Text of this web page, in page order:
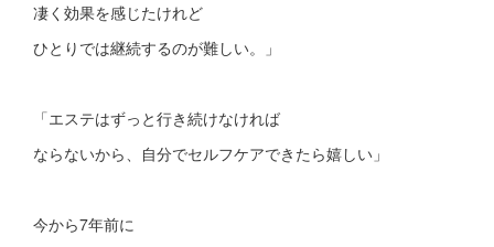
凄く効果を感じたけれど
ひとりでは継続するのが難しい。」
「エステはずっと行き続けなければ
ならないから、自分でセルフケアできたら嬉しい」
今から7年前に